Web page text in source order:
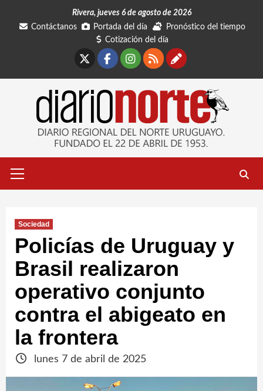
Rivera, jueves 6 de agosto de 2026
Contáctanos
Portada del día
Pronóstico del tiempo
Cotización del día
Facebook
Instagram
RSSContáctanos
primario
Sociedad
Policías de Uruguay y
Brasil realizaron
operativo conjunto
contra el abigeato en
la frontera
lunes 7 de abril de 2025